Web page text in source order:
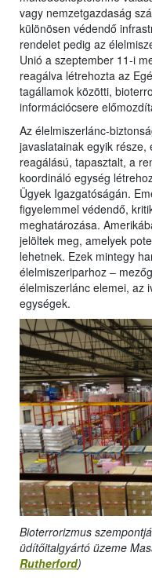
vagy nemzetgazdaság
különösen védendő
rendelet pedig az
Unió a szeptember 11-i
reagálva létrehozta az
tagállamok közötti,
információcsere
Az élelmiszerlánc-
javaslatainak egyik
reagálású, tapasztalt, a
koordináló egység
Ügyek Igazgatóságán.
figyelemmel védendő,
meghatározása.
jelöltek meg, amelyek
lehetnek. Ezek mintegy
élelmiszeriparhoz –
élelmiszerlánc elemei, az
egységek.
Bioterrorizmus
üdítőitalgyártó üzeme
Rutherford)